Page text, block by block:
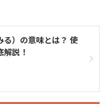
る）の意味とは？ 使
説！